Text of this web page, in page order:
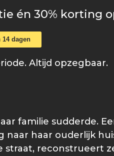
én 30% korting
dagen
Altijd opzegbaar.
familie sudderde.
haar ouderlijk
reconstrueert